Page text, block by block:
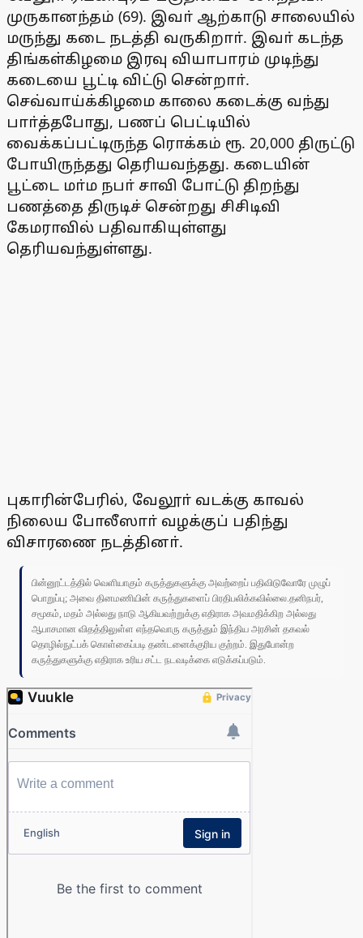
முருகானந்தம் (69). இவா் ஆற்காடு சாலையில்
மருந்து கடை நடத்தி வருகிறாா். இவா் கடந்த
திங்கள்கிழமை இரவு வியாபாரம் முடிந்து
கடையை பூட்டி விட்டு சென்றாா்.
செவ்வாய்க்கிழமை காலை கடைக்கு வந்து
பாா்த்தபோது, பணப் பெட்டியில்
வைக்கப்பட்டிருந்த ரொக்கம் ரூ. 20,000 திருட்டு
போயிருந்தது தெரியவந்தது. கடையின்
பூட்டை மா்ம நபா் சாவி போட்டு திறந்து
பணத்தை திருடிச் சென்றது சிசிடிவி
கேமராவில் பதிவாகியுள்ளது
தெரியவந்துள்ளது.
புகாரின்பேரில், வேலூா் வடக்கு காவல்
நிலைய போலீஸாா் வழக்குப் பதிந்து
விசாரணை நடத்தினா்.
பின்னூட்டத்தில் வெளியாகும் கருத்துகளுக்கு அவற்றைப் பதிவிடுவோரே முழுப்
பொறுப்பு; அவை தினமணியின் கருத்துகளைப் பிரதிபலிக்கவில்லை.தனிநபர்,
சமூகம், மதம் அல்லது நாடு ஆகியவற்றுக்கு எதிராக அவமதிக்கிற அல்லது
ஆபாசமான விதத்திலுள்ள எந்தவொரு கருத்தும் இந்திய அரசின் தகவல்
தொழில்நுட்பக் கொள்கைப்படி தண்டனைக்குரிய குற்றம். இதுபோன்ற
கருத்துகளுக்கு எதிராக உரிய சட்ட நடவடிக்கை எடுக்கப்படும்.